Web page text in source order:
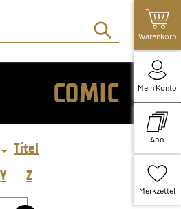
Warenkorb
Mein Konto
Abo
Merkzettel
COMIC
Titel
Y Z